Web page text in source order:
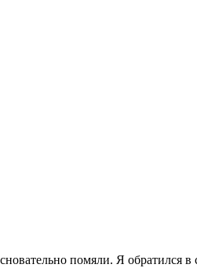
помяли. Я обратился в